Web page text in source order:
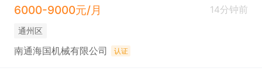
6000-9000元/月
14分钟前
通州区
南通海国机械有限公司 认证